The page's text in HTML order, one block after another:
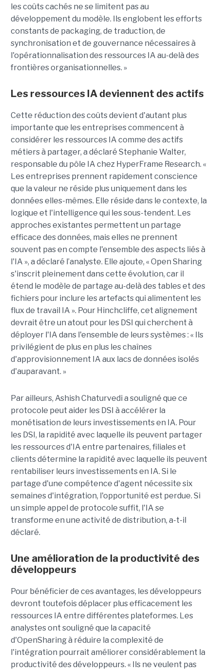
les coûts cachés ne se limitent pas au
développement du modèle. Ils englobent les efforts
constants de packaging, de traduction, de
synchronisation et de gouvernance nécessaires à
l'opérationnalisation des ressources IA au-delà des
frontières organisationnelles. »
Les ressources IA deviennent des actifs
Cette réduction des coûts devient d'autant plus
importante que les entreprises commencent à
considérer les ressources IA comme des actifs
métiers à partager, a déclaré Stephanie Walter,
responsable du pôle IA chez HyperFrame Research. «
Les entreprises prennent rapidement conscience
que la valeur ne réside plus uniquement dans les
données elles-mêmes. Elle réside dans le contexte, la
logique et l'intelligence qui les sous-tendent. Les
approches existantes permettent un partage
efficace des données, mais elles ne prennent
souvent pas en compte l'ensemble des aspects liés à
l'IA », a déclaré l’analyste. Elle ajoute, « Open Sharing
s'inscrit pleinement dans cette évolution, car il
étend le modèle de partage au-delà des tables et des
fichiers pour inclure les artefacts qui alimentent les
flux de travail IA ». Pour Hinchcliffe, cet alignement
devrait être un atout pour les DSI qui cherchent à
déployer l'IA dans l'ensemble de leurs systèmes : « Ils
privilégient de plus en plus les chaînes
d'approvisionnement IA aux lacs de données isolés
d'auparavant. »
Par ailleurs, Ashish Chaturvedi a souligné que ce
protocole peut aider les DSI à accélérer la
monétisation de leurs investissements en IA. Pour
les DSI, la rapidité avec laquelle ils peuvent partager
les ressources d'IA entre partenaires, filiales et
clients détermine la rapidité avec laquelle ils peuvent
rentabiliser leurs investissements en IA. Si le
partage d'une compétence d'agent nécessite six
semaines d'intégration, l'opportunité est perdue. Si
un simple appel de protocole suffit, l'IA se
transforme en une activité de distribution, a-t-il
déclaré.
Une amélioration de la productivité des
développeurs
Pour bénéficier de ces avantages, les développeurs
devront toutefois déplacer plus efficacement les
ressources IA entre différentes plateformes. Les
analystes ont souligné que la capacité
d'OpenSharing à réduire la complexité de
l'intégration pourrait améliorer considérablement la
productivité des développeurs. « Ils ne veulent pas